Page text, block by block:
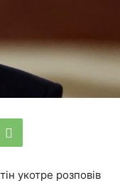
укотре розповів